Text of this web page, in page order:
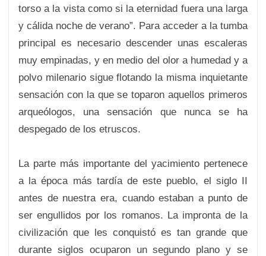
torso a la vista como si la eternidad fuera una larga
y cálida noche de verano”. Para acceder a la tumba
principal es necesario descender unas escaleras
muy empinadas, y en medio del olor a humedad y a
polvo milenario sigue flotando la misma inquietante
sensación con la que se toparon aquellos primeros
arqueólogos, una sensación que nunca se ha
despegado de los etruscos.
La parte más importante del yacimiento pertenece
a la época más tardía de este pueblo, el siglo II
antes de nuestra era, cuando estaban a punto de
ser engullidos por los romanos. La impronta de la
civilización que les conquistó es tan grande que
durante siglos ocuparon un segundo plano y se